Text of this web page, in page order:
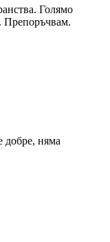
Голямо
Препоръчвам.
добре, няма